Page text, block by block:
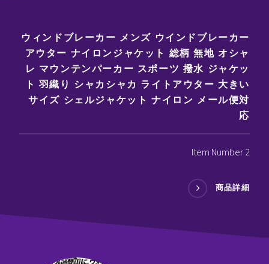
ウィンドブレーカー メンズ ウインドブレーカー
アウター ナイロンジャケット 総柄 無地 オシャ
レ マウンテンパーカー スポーツ 撥水 ジャケッ
ト 羽織り シャカシャカ ライトアウター 大きい
サイズ シェルジャケット ナイロン メール便対
応
Item Number 2
商品詳細